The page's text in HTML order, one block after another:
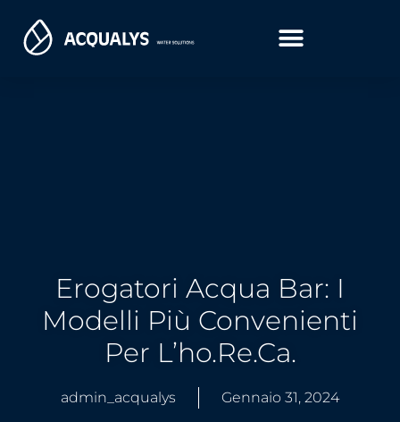
Erogatori Acqua Bar: I
Modelli Più Convenienti
Per L’ho.re.ca.
admin_acqualys Gennaio 31, 2024